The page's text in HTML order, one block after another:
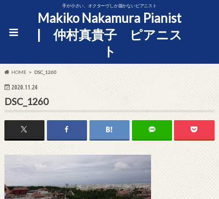
手が小さい、オクターヴしか届かないピアニスト
Makiko Nakamura Pianist
| 仲村真貴子 ピアニス
ト
HOME DSC_1260
2020.11.24
DSC_1260